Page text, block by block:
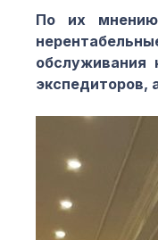
По их
обслуживания
экспедиторов,